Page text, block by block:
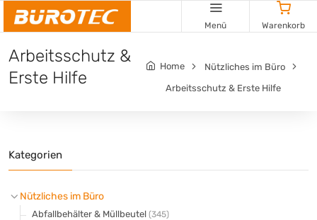
Menü Warenkorb
Arbeitsschutz &
Erste Hilfe
Home
Nützliches im Büro
Arbeitsschutz & Erste Hilfe
Kategorien
Nützliches im Büro
Abfallbehälter & Müllbeutel (345)
Cookie-Einstellungen